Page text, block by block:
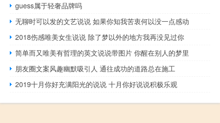
guess属于轻奢品牌吗
无聊时可以发的文艺说说 如果你知我苦衷何以没一点感动
2018伤感唯美女生说说 除了梦以外的地方我再没见过你
简单而又唯美有哲理的英文说说带图片 你醒在别人的梦里
朋友圈文案风趣幽默吸引人 通往成功的道路总在施工
2019十月你好充满阳光的说说 十月你好说说积极乐观